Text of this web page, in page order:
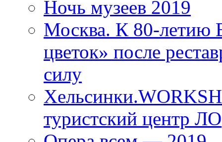
Ночь музеев 2019
Москва. К 80-
цветок» после
силу
туристский центр ЛО